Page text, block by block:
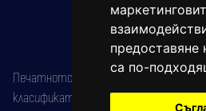
предоставяне
са по-
Печатното издание на вестника е
класификатор на печатните издания